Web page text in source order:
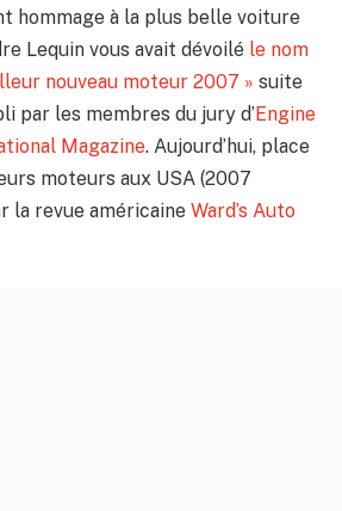
hommage à la plus belle voiture
Lequin vous avait dévoilé le nom
nouveau moteur 2007 » suite
par les membres du jury d’Engine
Magazine. Aujourd’hui, place
moteurs aux USA (2007
la revue américaine Ward’s Auto